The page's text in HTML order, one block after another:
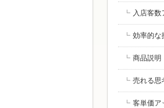
入店客数
効率的な
商品説明
売れる思
客単価ア